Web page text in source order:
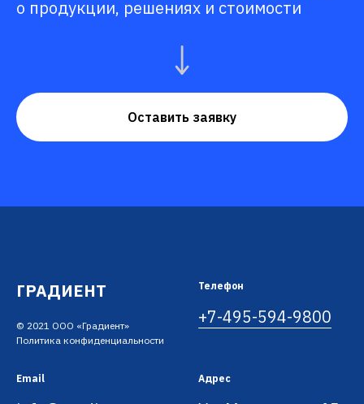
о продукции, решениях и стоимости
Оставить заявку
ГРАДИЕНТ
© 2021 ООО «Градиент»
Политика конфиденциальности
Телефон
+7-495-594-9800
Email Адрес